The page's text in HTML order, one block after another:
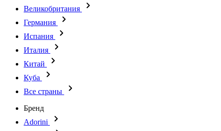
Великобритания
Германия
Испания
Италия
Китай
Куба
Все страны
Бренд
Adorini